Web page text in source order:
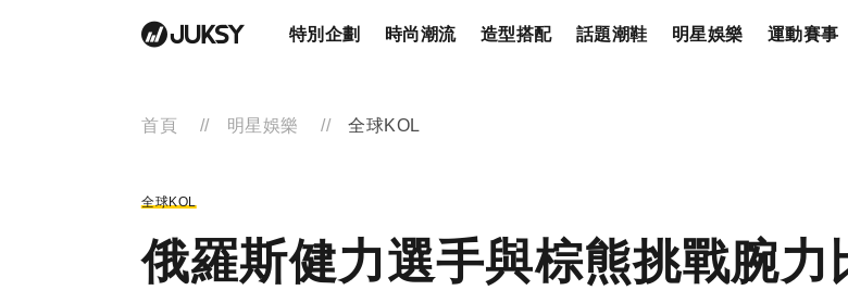
特別企劃 時尚潮流 造型搭配 話題潮鞋 明星娛樂 運動賽事
首頁 明星娛樂 全球KOL
全球KOL
俄羅斯健力選手與棕熊挑戰腕